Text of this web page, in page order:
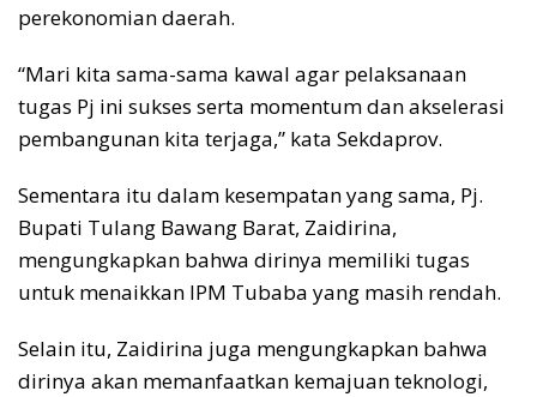
perekonomian daerah.
“Mari kita sama-sama kawal agar pelaksanaan
tugas Pj ini sukses serta momentum dan akselerasi
pembangunan kita terjaga,” kata Sekdaprov.
Sementara itu dalam kesempatan yang sama, Pj.
Bupati Tulang Bawang Barat, Zaidirina,
mengungkapkan bahwa dirinya memiliki tugas
untuk menaikkan IPM Tubaba yang masih rendah.
Selain itu, Zaidirina juga mengungkapkan bahwa
dirinya akan memanfaatkan kemajuan teknologi,